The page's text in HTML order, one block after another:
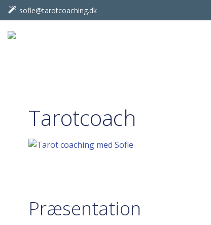
Videre
til
indhold
sofie@tarotcoaching.dk
Tarotcoach
Præsentation